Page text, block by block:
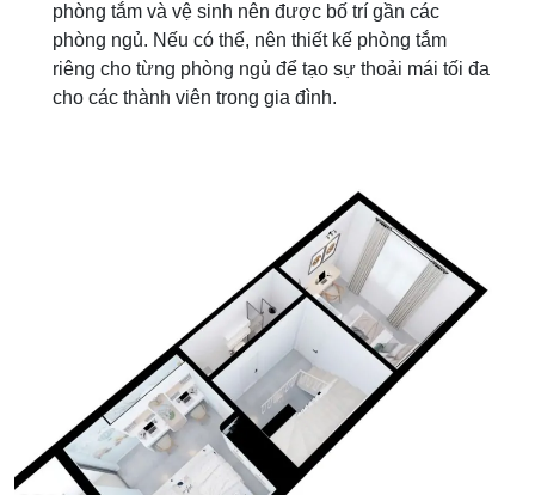
phòng tắm và vệ sinh nên được bố trí gần các
phòng ngủ. Nếu có thể, nên thiết kế phòng tắm
riêng cho từng phòng ngủ để tạo sự thoải mái tối đa
cho các thành viên trong gia đình.